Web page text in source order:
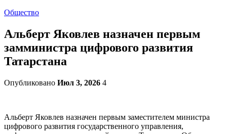
Общество
Альберт Яковлев назначен первым
замминистра цифрового развития
Татарстана
Опубликовано Июл 3, 2026 4
Альберт Яковлев назначен первым заместителем министра
цифрового развития государственного управления,